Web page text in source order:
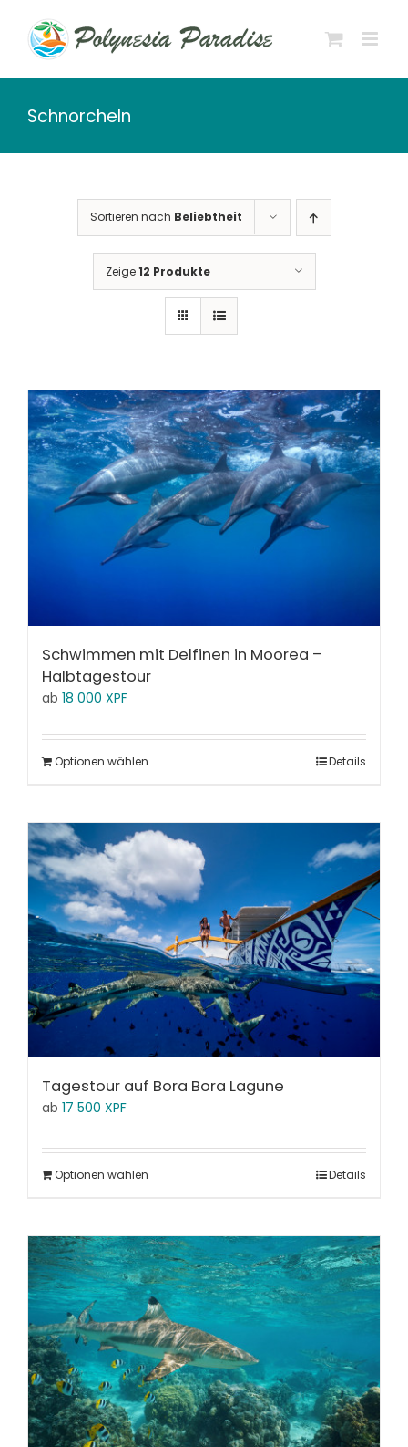
Inhalt
springen
Schnorcheln
Sortieren nach Beliebtheit
Zeige12 Produkte
Schwimmen mit Delfinen in Moorea –
Halbtagestour
ab 18 000 XPF
Optionen wählen Details
Tagestour auf Bora Bora Lagune
ab 17 500 XPF
Optionen wählen Details